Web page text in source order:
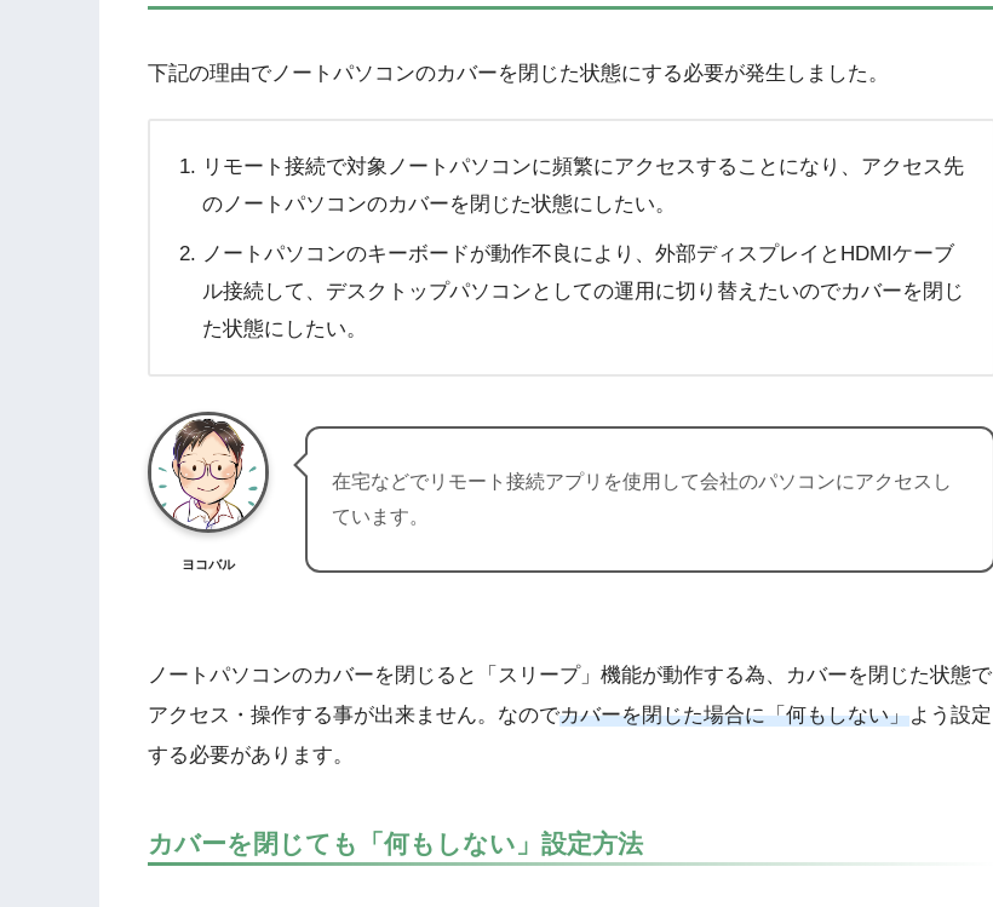
下記の理由でノートパソコンのカバーを閉じた状態にする必要が発生しました。
リモート接続で対象ノートパソコンに頻繁にアクセスすることになり、アクセス先
のノートパソコンのカバーを閉じた状態にしたい。
ノートパソコンのキーボードが動作不良により、外部ディスプレイとHDMIケーブ
ル接続して、デスクトップパソコンとしての運用に切り替えたいのでカバーを閉じ
た状態にしたい。
ヨコバル
在宅などでリモート接続アプリを使用して会社のパソコンにアクセスし
ています。
ノートパソコンのカバーを閉じると「スリープ」機能が動作する為、カバーを閉じた状態で
アクセス・操作する事が出来ません。なのでカバーを閉じた場合に「何もしない」よう設定
する必要があります。
カバーを閉じても「何もしない」設定方法